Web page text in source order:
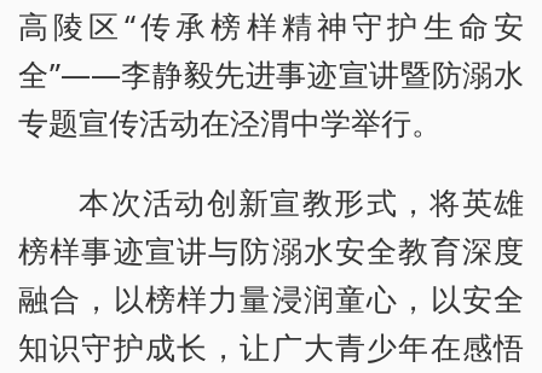
高陵区“传承榜样精神守护生命安
全”——李静毅先进事迹宣讲暨防溺水
专题宣传活动在泾渭中学举行。
本次活动创新宣教形式，将英雄
榜样事迹宣讲与防溺水安全教育深度
融合，以榜样力量浸润童心，以安全
知识守护成长，让广大青少年在感悟